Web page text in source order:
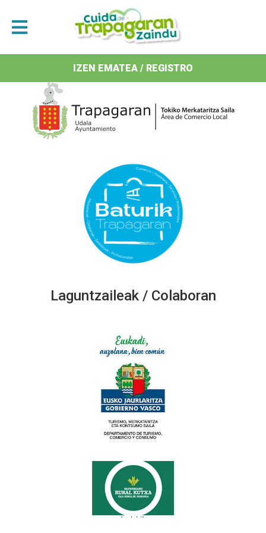
Antolatzaileak / Organizan
Laguntzaileak / Colaboran
IZEN EMATEA / REGISTRO